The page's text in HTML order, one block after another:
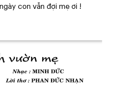
con vẫn đợi mẹ ơi !